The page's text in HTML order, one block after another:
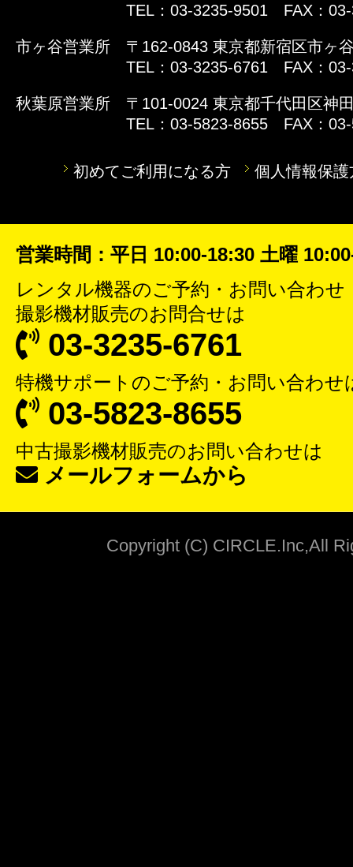
TEL：03-3235-9501 FAX：
市ヶ谷営業所
〒162-0843 東京都新宿区市ヶ
TEL：03-3235-6761 FAX：
秋葉原営業所
〒101-0024 東京都千代田区神
TEL：03-5823-8655 FAX：
初めてご利用になる方 個人情報保護
営業時間：平日 10:00-18:30 土曜
レンタル機器のご予約・お問い合わせ
撮影機材販売のお問合せは
03-3235-6761
特機サポート のご予約・お問い合わせ
03-5823-8655
中古撮影機材販売のお問い合わせは
メールフォームから
Copyright (C) CIRCLE.Inc,All